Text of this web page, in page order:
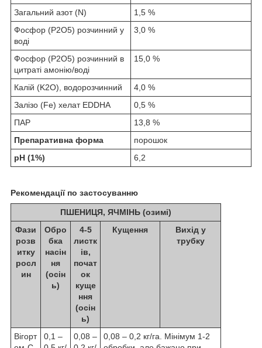
Загальний азот (N)
1,5 %
Фосфор (P2O5) розчинний у
воді
3,0 %
Фосфор (P2O5) розчинний в
цитраті амонію/воді
15,0 %
Калій (K2O), водорозчинний
4,0 %
Залізо (Fe) хелат EDDHA
0,5 %
ПАР
13,8 %
Препаративна форма
порошок
рН (1%)
6,2
Рекомендації по застосуванню
ПШЕНИЦЯ, ЯЧМІНЬ (озимі)
Фази
розв
итку
росл
ин
Обро
бка
насін
ня
(осін
ь)
4-5
листк
ів,
почат
ок
куще
ння
(осін
ь)
Кущення
Вихід у
трубку
Вігорт
0,1 –
0,08 –
0,08 – 0,2 кг/га. Мінімум 1-2